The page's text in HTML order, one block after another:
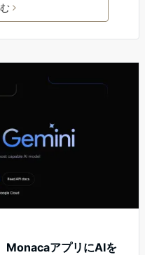
MonacaアプリにAIを